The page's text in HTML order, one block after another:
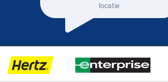
locatie